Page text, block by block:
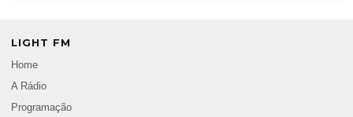
LIGHT FM
Home
A Rádio
Programação